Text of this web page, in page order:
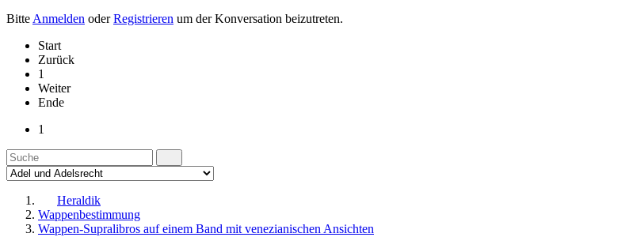
Bitte Anmelden oderRegistrieren um der Konversation beizutreten.
Start
Zurück
1
Weiter
Ende
1
Heraldik
Wappenbestimmung
Wappen-Supralibros auf einem Band mit venezianischen Ansichten